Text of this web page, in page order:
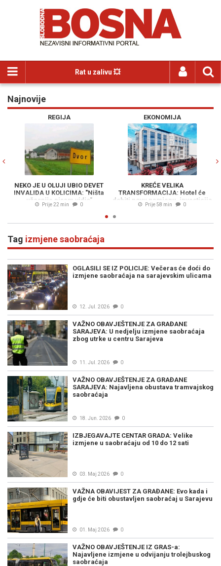
Rat u zalivu 💥
Najnovije
REGIJA
NEKO JE U OLUJI UBIO DEVET
INVALIDA U KOLICIMA: "Ništa
užasnije nisam vidio"
Prije 22 min 0
EKONOMIJA
KREĆE VELIKA
TRANSFORMACIJA: Hotel će
dobiti novu namjenu, investicija
vrijedna 23 miliona KM
Prije 58 min 0
Tag izmjene saobraćaja
OGLASILI SE IZ POLICIJE: Večeras će doći do
izmjene saobraćaja na sarajevskim ulicama
12. Jul. 2026 0
VAŽNO OBAVJEŠTENJE ZA GRAĐANE
SARAJEVA: U nedjelju izmjene saobraćaja
zbog utrke u centru Sarajeva
11. Jul. 2026 0
VAŽNO OBAVJEŠTENJE ZA GRAĐANE
SARAJEVA: Najavljena obustava tramvajskog
saobraćaja
18. Jun. 2026 0
IZBJEGAVAJTE CENTAR GRADA: Velike
izmjene u saobraćaju od 10 do 12 sati
03. Maj 2026 0
VAŽNA OBAVIJEST ZA GRAĐANE: Evo kada i
gdje će biti obustavljen saobraćaj u Sarajevu
01. Maj 2026 0
VAŽNO OBAVJEŠTENJE IZ GRAS-a:
Najavljene izmjene u odvijanju trolejbuskog
saobraćaja